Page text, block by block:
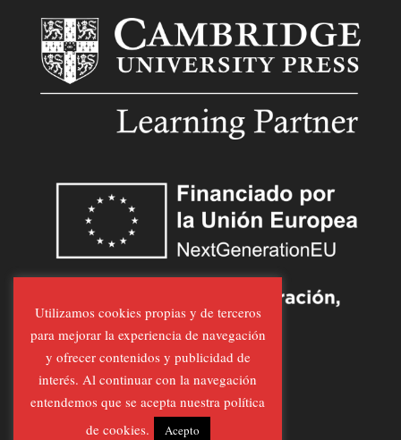
Utilizamos cookies propias y de terceros
para mejorar la experiencia de navegación
y ofrecer contenidos y publicidad de
interés. Al continuar con la navegación
entendemos que se acepta nuestra política
de cookies.
Acepto